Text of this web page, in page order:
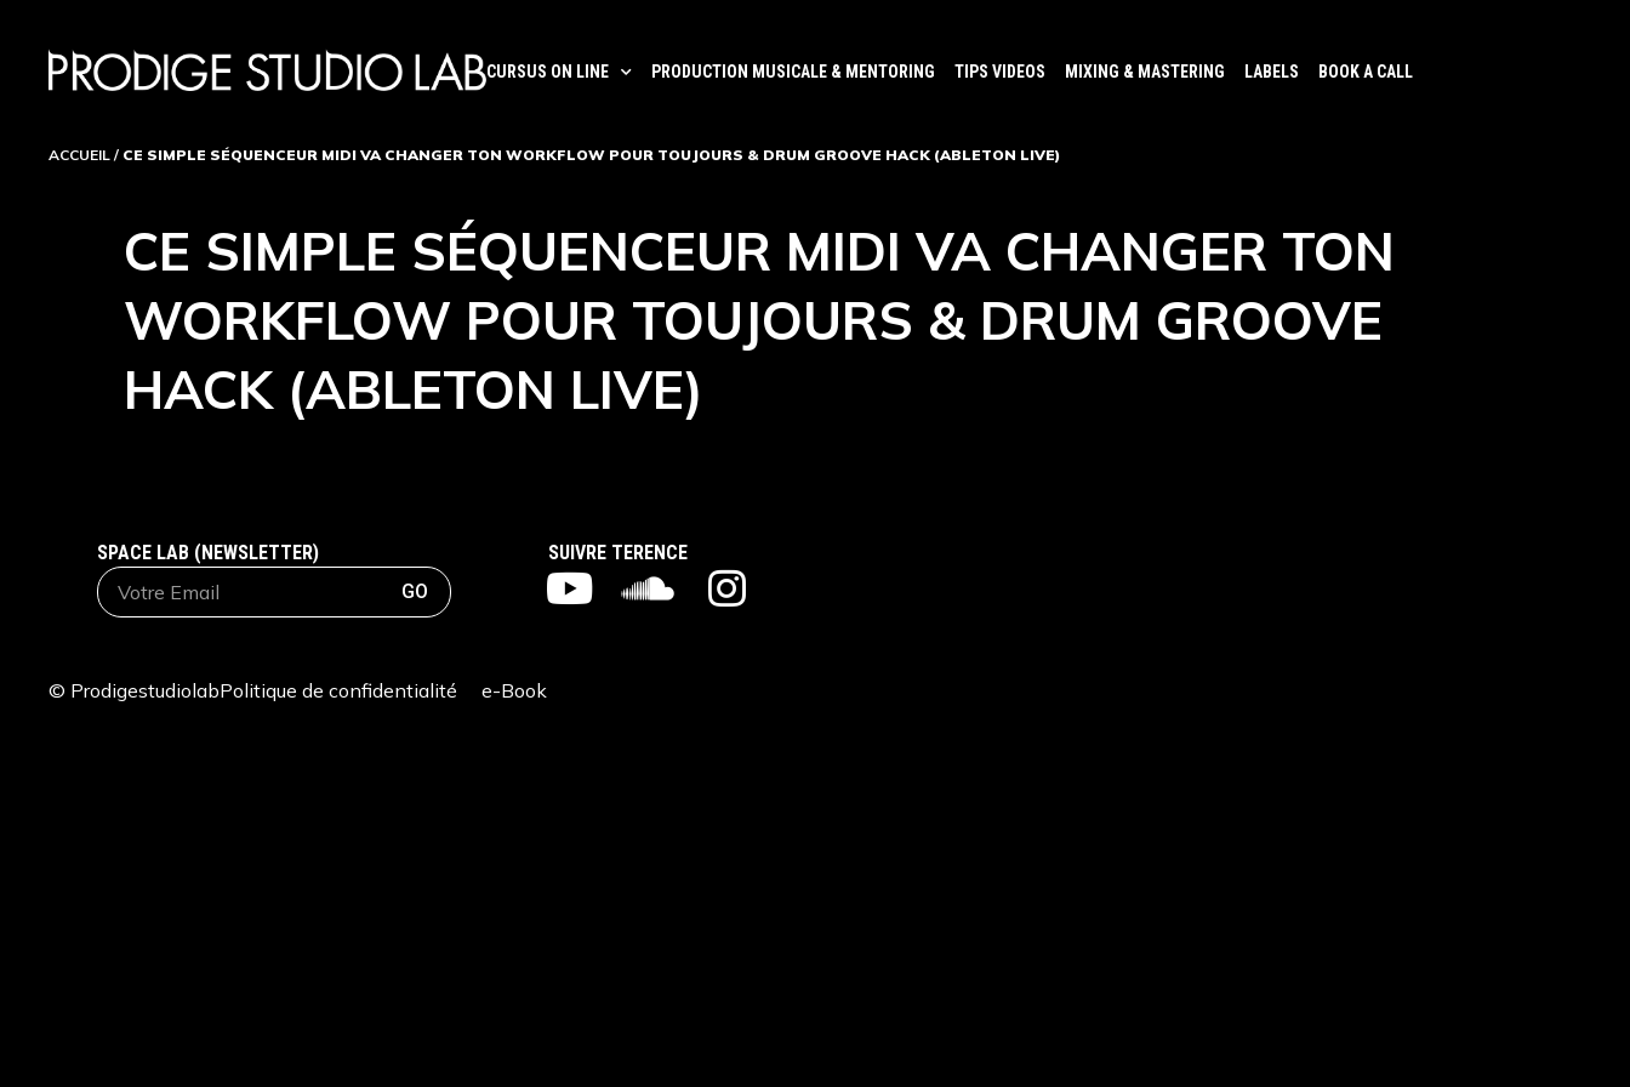
CURSUS ON LINE PRODUCTION MUSICALE & MENTORING TIPS VIDEOS MIXING & MASTERING LABELS BOOK A CALL
ACCUEIL / CE SIMPLE SÉQUENCEUR MIDI VA CHANGER TON WORKFLOW POUR TOUJOURS & DRUM GROOVE HACK (ABLETON LIVE)
CE SIMPLE SÉQUENCEUR MIDI VA CHANGER TON
WORKFLOW POUR TOUJOURS & DRUM GROOVE
HACK (ABLETON LIVE)
SPACE LAB (NEWSLETTER)
GO
SUIVRE TERENCE
© ProdigestudiolabPolitique de confidentialité e-Book